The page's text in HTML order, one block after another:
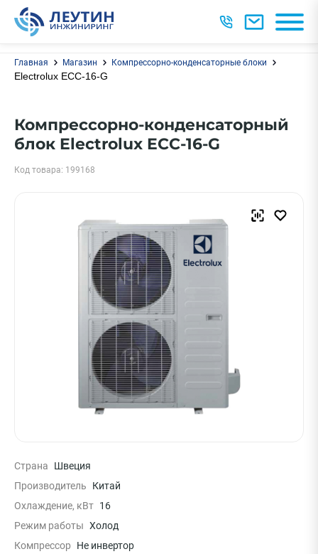
Главная Магазин Компрессорно-конденсаторные блоки
Electrolux ECC-16-G
Компрессорно-конденсаторный
блок Electrolux ECC-16-G
Код товара: 199168
Страна
Швеция
Производитель
Китай
Охлаждение, кВт 16
Режим работы Холод
Компрессор
Не инвертор